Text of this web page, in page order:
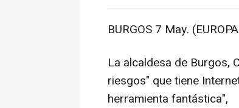
BURGOS 7 May.
La alcaldesa de Burgos,
riesgos" que tiene
herramienta fantástica",